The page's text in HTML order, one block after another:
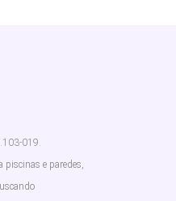
019.
e paredes,